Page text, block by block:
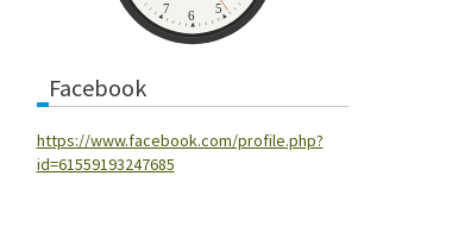
5
6
7
Facebook
https://www.facebook.com/profile.php?
id=61559193247685